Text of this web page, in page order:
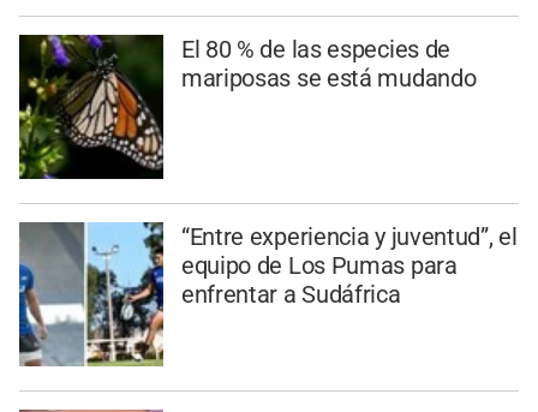
El 80 % de las especies de
mariposas se está mudando
“Entre experiencia y juventud”, el
equipo de Los Pumas para
enfrentar a Sudáfrica